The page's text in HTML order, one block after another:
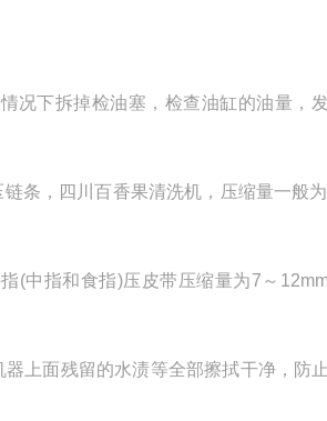
况下拆掉检油塞，检查油缸的油量，
条，四川百香果清洗机，压缩量一般
(中指和食指)压皮带压缩量为7～
上面残留的水渍等全部擦拭干净，防